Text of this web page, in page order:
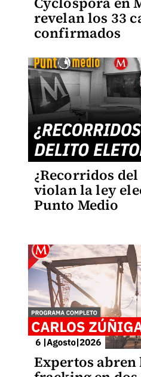
revelan los 33
confirmados
¿Recorridos
violan la ley
Punto Medio
Expertos